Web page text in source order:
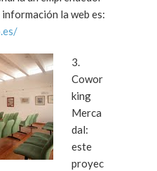
la web es:
3.
Cowor
king
Merca
dal:
este
proyec